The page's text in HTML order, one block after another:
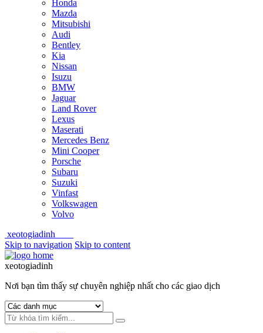
Honda
Mazda
Mitsubishi
Audi
Bentley
Kia
Nissan
Isuzu
BMW
Jaguar
Land Rover
Lexus
Maserati
Mercedes Benz
Mini Cooper
Porsche
Subaru
Suzuki
Vinfast
Volkswagen
Volvo
xeotogiadinh
Skip to navigation Skip to content
xeotogiadinh
Nơi bạn tìm thấy sự chuyên nghiệp nhất cho các giao dịch